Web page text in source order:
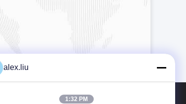
alex.liu
1:32 PM